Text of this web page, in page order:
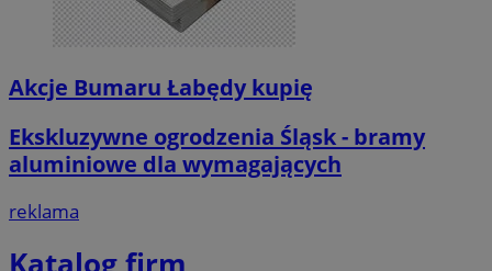
Akcje Bumaru Łabędy kupię
Ekskluzywne ogrodzenia Śląsk - bramy
aluminiowe dla wymagających
reklama